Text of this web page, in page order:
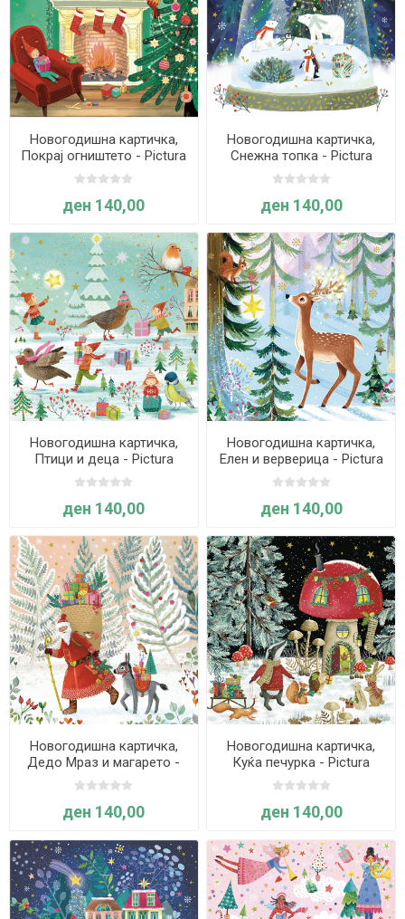
Новогодишна картичка,
Покрај огништето - Pictura
ден 140,00
Новогодишна картичка,
Снежна топка - Pictura
ден 140,00
Новогодишна картичка,
Птици и деца - Pictura
ден 140,00
Новогодишна картичка,
Елен и верверица - Pictura
ден 140,00
Новогодишна картичка,
Дедо Мраз и магарето -
Pictura
ден 140,00
Новогодишна картичка,
Куќа печуркa - Pictura
ден 140,00